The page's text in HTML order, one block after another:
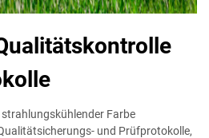
Farbe
und Prüfprotokolle,